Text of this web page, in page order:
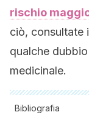
rischio
ciò, consultate
qualche
medicinale.
Bibliografia